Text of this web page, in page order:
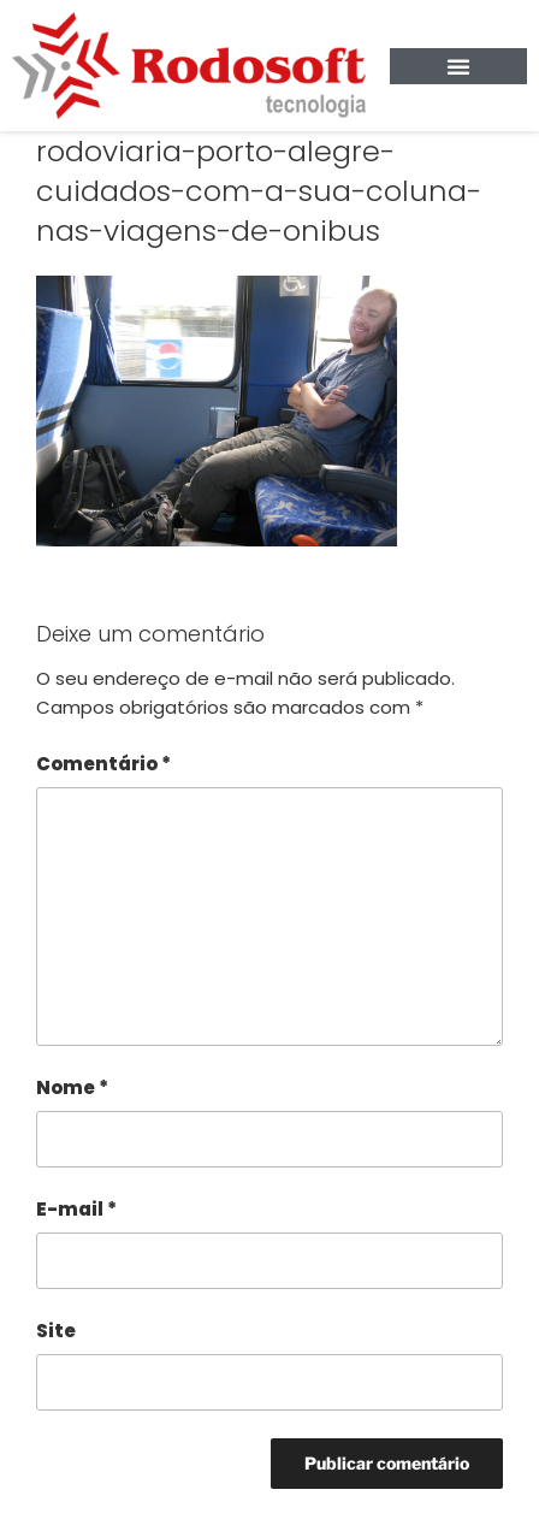
rodoviaria-porto-alegre-
cuidados-com-a-sua-coluna-
nas-viagens-de-onibus
Deixe um comentário
O seu endereço de e-mail não será publicado.
Campos obrigatórios são marcados com *
Comentário*
Nome*
E-mail *
Site